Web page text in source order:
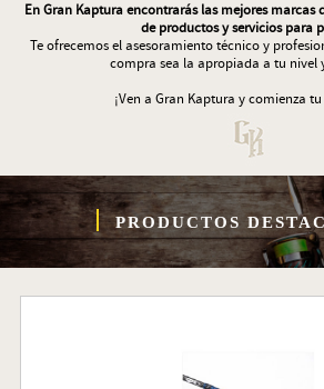
En Gran Kaptura encontrarás las mejores marcas
de productos y servicios para
Te ofrecemos el asesoramiento técnico y
compra sea la apropiada a tu nivel
¡Ven a Gran Kaptura y comienza
PRODUCTOS